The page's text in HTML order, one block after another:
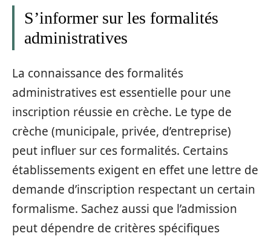
S’informer sur les formalités
administratives
La connaissance des formalités
administratives est essentielle pour une
inscription réussie en crèche. Le type de
crèche (municipale, privée, d’entreprise)
peut influer sur ces formalités. Certains
établissements exigent en effet une lettre de
demande d’inscription respectant un certain
formalisme. Sachez aussi que l’admission
peut dépendre de critères spécifiques